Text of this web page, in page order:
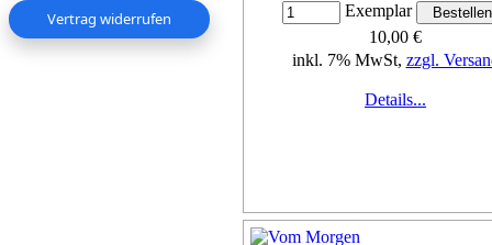
Vertrag widerrufen
Exemplar
10,00 €
inkl. 7% MwSt, zzgl.
Details...